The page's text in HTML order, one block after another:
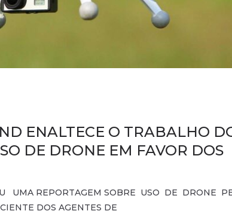
ENALTECE O TRABALHO
DE DRONE EM FAVOR DOS
UMA REPORTAGEM SOBRE USO DE DRONE
DOS AGENTES DE